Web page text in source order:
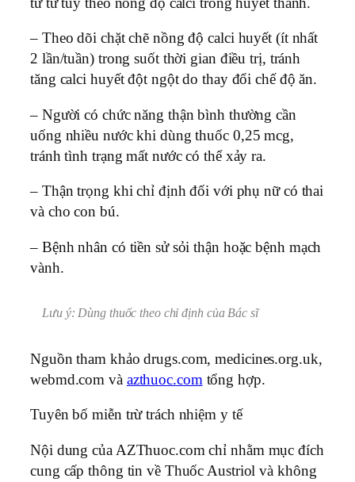
– Theo dõi chặt chẽ nồng độ calci huyết (ít nhất
2 lần/tuần) trong suốt thời gian điều trị, tránh
tăng calci huyết đột ngột do thay đổi chế độ ăn.
– Người có chức năng thận bình thường cần
uống nhiều nước khi dùng thuốc 0,25 mcg,
tránh tình trạng mất nước có thể xảy ra.
– Thận trọng khi chỉ định đối với phụ nữ có thai
và cho con bú.
– Bệnh nhân có tiền sử sỏi thận hoặc bệnh mạch
vành.
Lưu ý: Dùng thuốc theo chỉ định của Bác sĩ
Nguồn tham khảo drugs.com, medicines.org.uk,
webmd.com và azthuoc.com tổng hợp.
Tuyên bố miễn trừ trách nhiệm y tế
Nội dung của AZThuoc.com chỉ nhằm mục đích
cung cấp thông tin về Thuốc Austriol và không